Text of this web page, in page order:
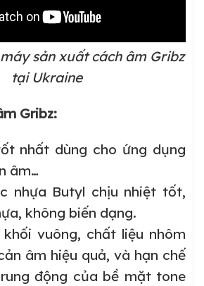
sản xuất cách âm Gribz
tại Ukraine
Gribz:
nhất dùng cho ứng dụng
âm…
nhựa Butyl chịu nhiệt tốt,
không biến dạng.
khối vuông, chất liệu nhôm
âm hiệu quả, và hạn chế
động của bề mặt tone